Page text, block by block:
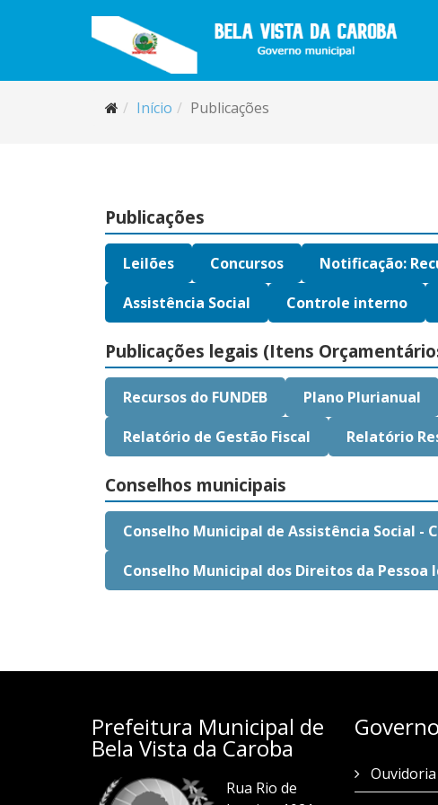
Início Publicações
Publicações
Leilões Concursos Notificação:
Assistência Social
Controle interno
Publicações legais (Itens
Recursos do FUNDEB Plano Plurianual
Relatório de Gestão Fiscal
Relatório
Conselhos municipais
Conselho Municipal de Assistência Social -
Conselho Municipal dos Direitos da Pessoa
Prefeitura Municipal de
Bela Vista da Caroba
Rua Rio de
Ouvidoria